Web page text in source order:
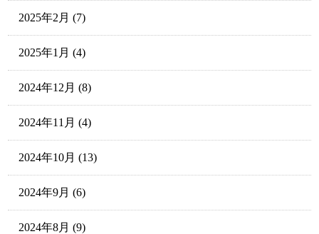
2025年2月 (7)
2025年1月 (4)
2024年12月 (8)
2024年11月 (4)
2024年10月 (13)
2024年9月 (6)
2024年8月 (9)